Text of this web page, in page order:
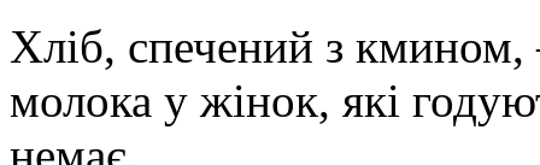
Хліб, спечений з кмином,
молока у жінок, які
немає.